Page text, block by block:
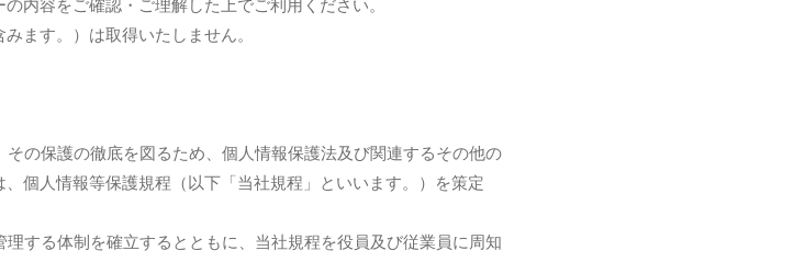
内容をご確認・ご理解した上でご利用ください。
ます。）は取得いたしません。
の保護の徹底を図るため、個人情報保護法及び関連するその他の
個人情報等保護規程（以下「当社規程」といいます。）を策定
する体制を確立するとともに、当社規程を役員及び従業員に周知